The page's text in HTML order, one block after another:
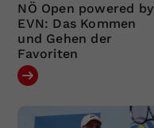
NÖ Open powered by
EVN: Das Kommen
und Gehen der
Favoriten